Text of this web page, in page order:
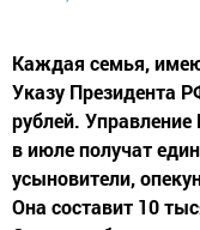
Каждая семья,
Указу Президента
рублей.
в июле получат
усыновители,
Она составит 10